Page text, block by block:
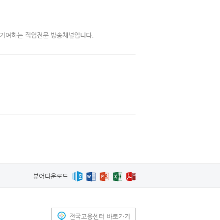
여하는 직업전문 방송채널입니다.
뷰어다운로드
전국고용센터 바로가기